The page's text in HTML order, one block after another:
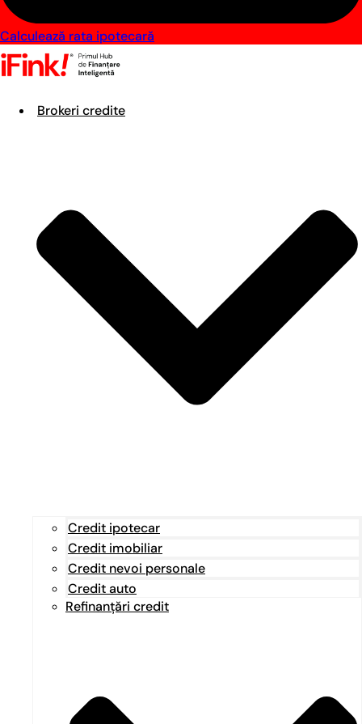
Calculează rata ipotecară
Brokeri credite
Credit ipotecar
Credit imobiliar
Credit nevoi personale
Credit auto
Refinanțări credit